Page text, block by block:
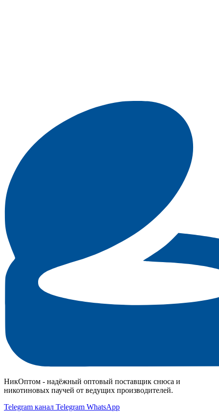
НикОптом - надёжный оптовый поставщик снюса и
никотиновых паучей от ведущих производителей.
Telegram канал Telegram WhatsApp